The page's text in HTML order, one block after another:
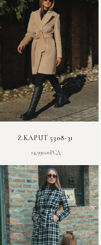
Ž.KAPUT 5308-31
14,990.00РСД